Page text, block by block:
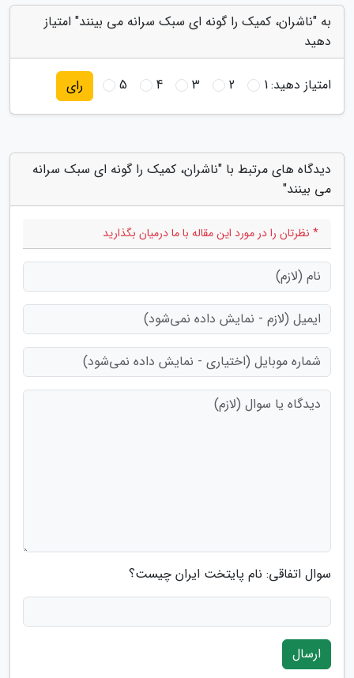
به "ناشران، کمیک را گونه ای سبک سرانه می بینند" امتیاز
دهید
امتیاز دهید:1
2
3
4
5 رای
دیدگاه های مرتبط با "ناشران، کمیک را گونه ای سبک سرانه
می بینند"
* نظرتان را در مورد این مقاله با ما درمیان بگذارید
سوال اتفاقی: نام پایتخت ایران چیست؟
ارسال